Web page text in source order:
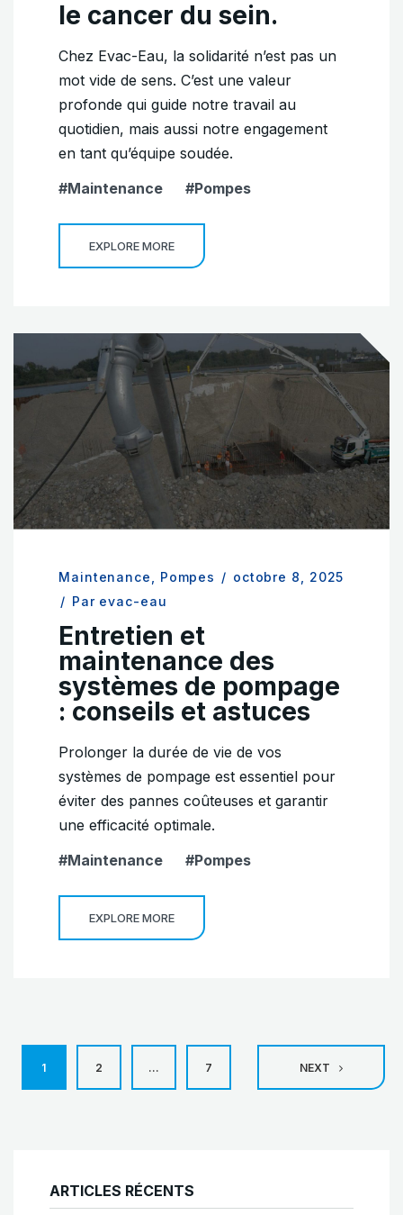
le cancer du sein.
Chez Evac-Eau, la solidarité n’est pas un
mot vide de sens. C’est une valeur
profonde qui guide notre travail au
quotidien, mais aussi notre engagement
en tant qu’équipe soudée.
Maintenance
Pompes
EXPLORE MORE
Maintenance Pompes / octobre 8, 2025
/ Par evac-eau
Entretien et
maintenance des
systèmes de pompage
: conseils et astuces
Prolonger la durée de vie de vos
systèmes de pompage est essentiel pour
éviter des pannes coûteuses et garantir
une efficacité optimale.
Maintenance
Pompes
EXPLORE MORE
Pagination
des
1 2 … 7 NEXT
ARTICLES RÉCENTS